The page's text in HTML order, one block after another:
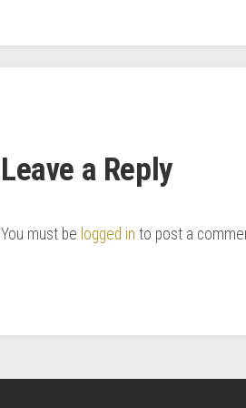
Leave a Reply
You must be logged in to post a